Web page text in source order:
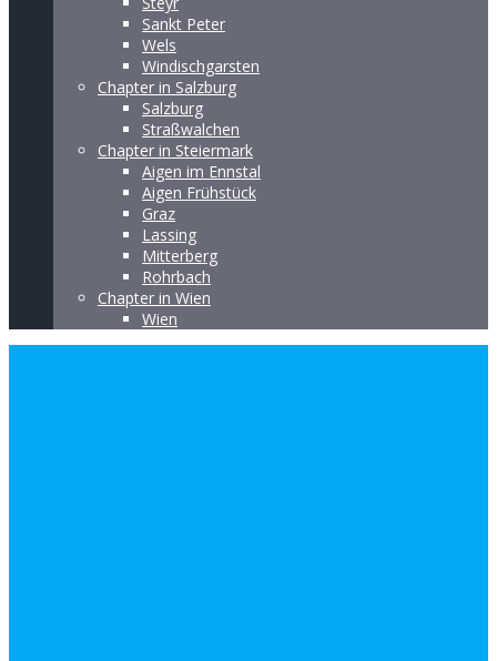
Sankt Peter
Wels
Windischgarsten
Chapter in Salzburg
Salzburg
Straßwalchen
Chapter in Steiermark
Aigen im Ennstal
Aigen Frühstück
Graz
Lassing
Mitterberg
Rohrbach
Chapter in Wien
Wien